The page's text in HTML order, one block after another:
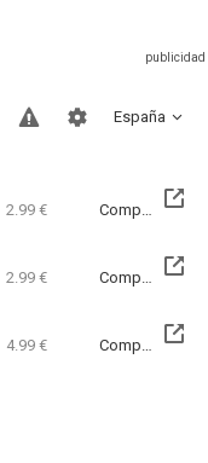
España
2.99 € Compra: SD
2.99 € Compra: SD
4.99 € Compra: SD